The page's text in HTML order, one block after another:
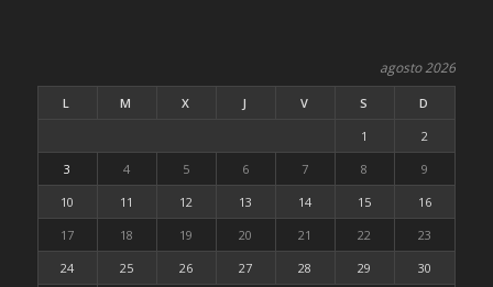
agosto 2026
L M X J V S
D
1
2
3
4 5 6 7 8
9
10
11 12 13 14 15
16
17
18 19 20 21 22
23
24
25 26 27 28 29
30